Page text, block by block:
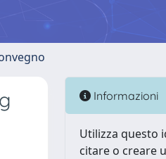
Informazioni
Utilizza questo
citare o creare